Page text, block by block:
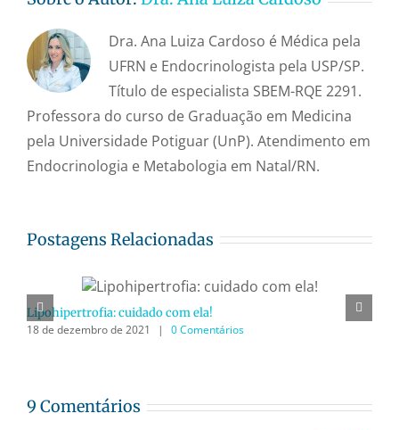
Dra. Ana Luiza Cardoso é Médica pela
UFRN e Endocrinologista pela USP/SP.
Título de especialista SBEM-RQE 2291.
Professora do curso de Graduação em Medicina
pela Universidade Potiguar (UnP). Atendimento em
Endocrinologia e Metabologia em Natal/RN.
Postagens Relacionadas
Lipohipertrofia: cuidado com ela!
18 de dezembro de 2021
| 0 Comentários
9 Comentários